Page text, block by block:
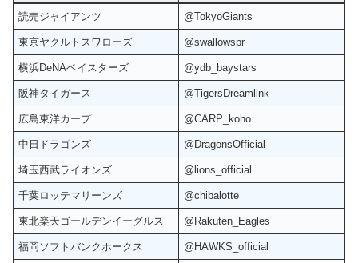
読売ジャイアンツ @TokyoGiants
東京ヤクルトスワローズ @swallowspr
横浜DeNAベイスターズ @ydb_baystars
阪神タイガース @TigersDreamlink
広島東洋カープ @CARP_koho
中日ドラゴンズ @DragonsOfficial
埼玉西武ライオンズ @lions_official
千葉ロッテマリーンズ @chibalotte
東北楽天ゴールデンイーグルス @Rakuten_Eagles
福岡ソフトバンクホークス @HAWKS_official